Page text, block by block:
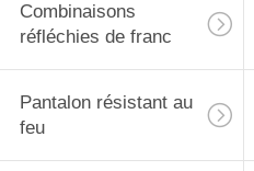
Combinaisons
réfléchies de franc
Pantalon résistant au
feu